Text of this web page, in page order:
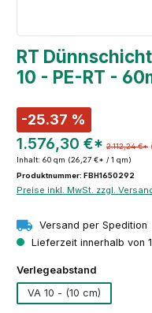
RT
10 - PE-RT -
-25.37 %
1.576,30 €* 2.112,24 €*
Inhalt: 60 qm (26,27 €* / 1 qm)
Produktnummer: FBH1650292
Preise inkl. MwSt. zzgl.
Versand per Spedition
Lieferzeit innerhalb von
Verlegeabstand
VA 10 - (10 cm)